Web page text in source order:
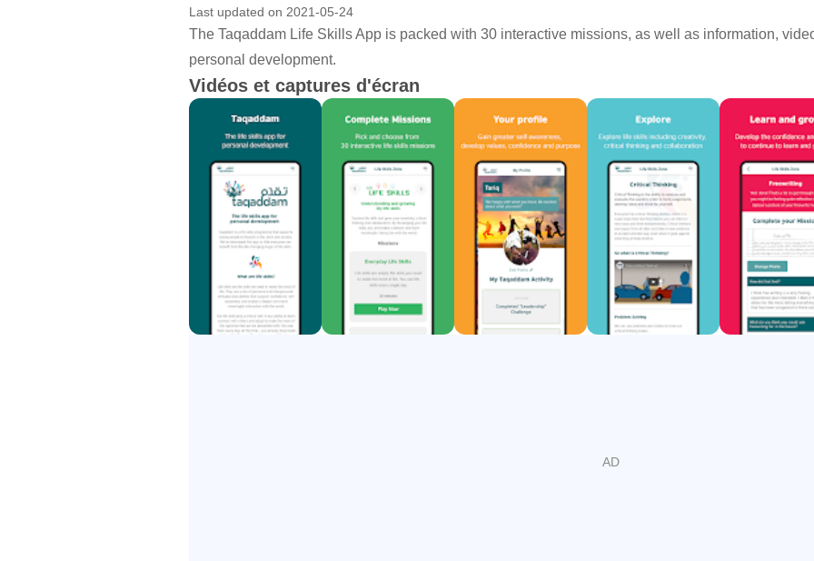
Vos compétences de vie jouent un rôle essentiel dans la façon dont vous apprenez, vous
adaptez pour tirer le meilleur parti des opportunités de la vie. Grâce à Taqaddam, vous
à les cultiver!
Cette application gratuite a été développée par le British Council et HSBC Bank Middle East
compétences de vie - Taqaddam - et est conçue pour aider les jeunes à développer des
travail et la société.
Cette nouvelle application a été conçue pour améliorer l'expérience des participants au
jeune à travers le monde, qui cherchent à améliorer leur avenir.
Last updated on 2021-05-24
The Taqaddam Life Skills App is packed with 30 interactive missions, as well as information,
personal development.
Vidéos et captures d'écran